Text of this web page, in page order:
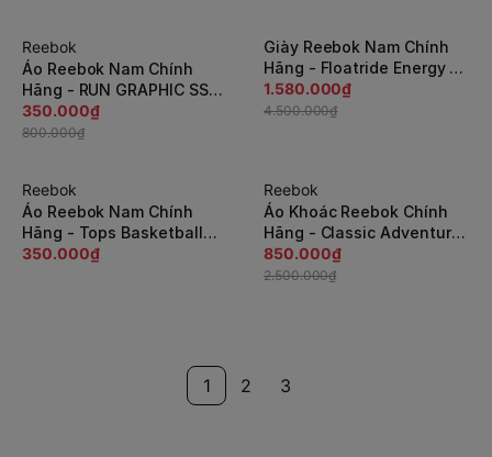
-57%
Reebok
Áo Reebok Nam Chính
Hãng - RUN GRAPHIC SS
TEE - Màu Xanh |
JapanSport 100204324
350.000₫
800.000₫
-65%
Giày Reebok Nam Chính
Hãng - Floatride Energy 5
Adventure - Màu Trắng |
JapanSport 100074903
1.580.000₫
4.500.000₫
Reebok
Áo Reebok Nam Chính
Hãng - Tops Basketball
Mesh Tank - Màu Đỏ |
350.000₫
-66%
Reebok
Áo Khoác Reebok Chính
Hãng - Classic Adventure
Unisex Bomber - Màu Đen/
Xám | JapanSport DT8217
850.000₫
2.500.000₫
1 2 3